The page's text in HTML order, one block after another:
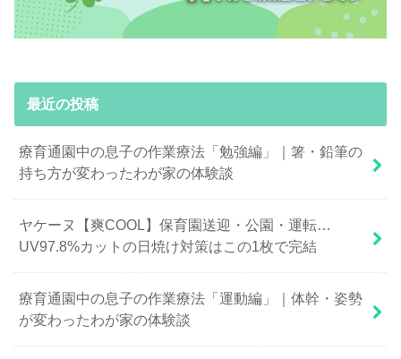
最近の投稿
療育通園中の息子の作業療法「勉強編」｜箸・鉛筆の
持ち方が変わったわが家の体験談
ヤケーヌ【爽COOL】保育園送迎・公園・運転…
UV97.8%カットの日焼け対策はこの1枚で完結
療育通園中の息子の作業療法「運動編」｜体幹・姿勢
が変わったわが家の体験談